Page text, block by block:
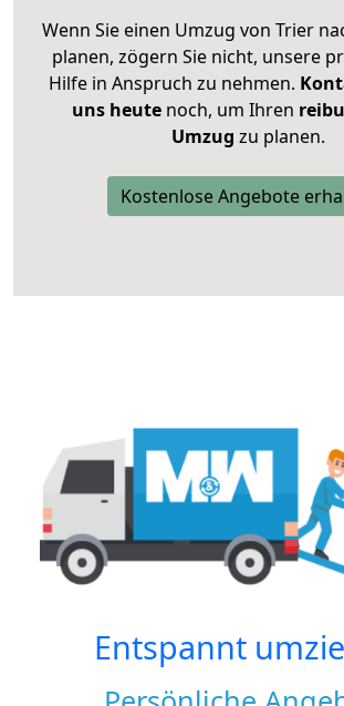
Wenn Sie einen Umzug von Trier
planen, zögern Sie nicht, unsere
Hilfe in Anspruch zu nehmen.
uns heutenoch, um Ihren
Umzug zu planen.
Kostenlose Angebote
Entspannt